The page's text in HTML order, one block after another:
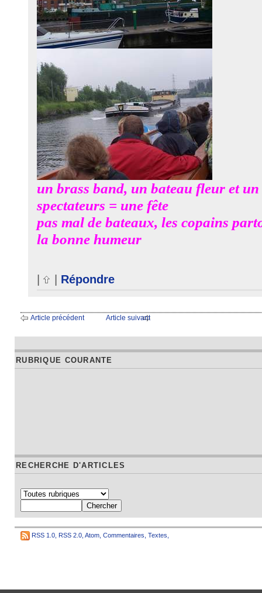
un brass band, un bateau fleur et
spectateurs = une fête
pas mal de bateaux, les copains
la bonne humeur
Répondre
Article précédent Article suivant
RUBRIQUE COURANTE
RECHERCHE D'ARTICLES
RSS 1.0 RSS 2.0 Atom Commentaires Textes